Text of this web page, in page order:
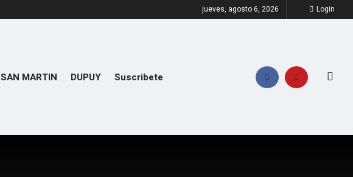
jueves, agosto 6, 2026 Login
SAN MARTIN DUPUY Suscribete